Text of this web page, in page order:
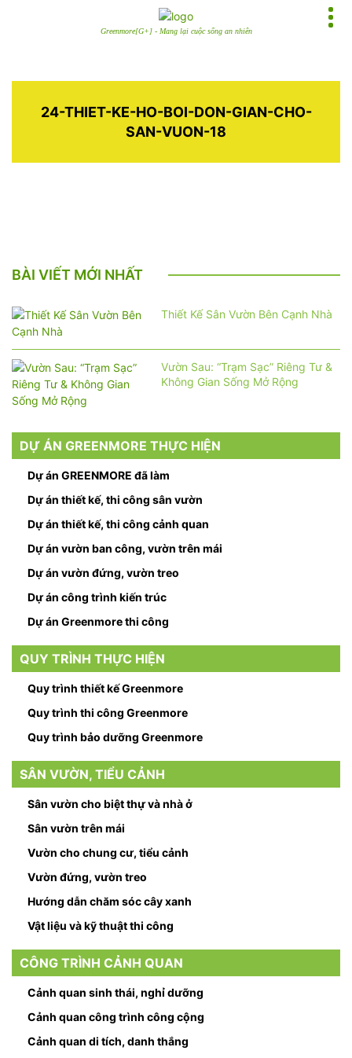
Greenmore[G+] - Mang lại cuộc sống an nhiên
24-THIET-KE-HO-BOI-DON-GIAN-CHO-
SAN-VUON-18
BÀI VIẾT MỚI NHẤT
Thiết Kế Sân Vườn Bên Cạnh Nhà
Vườn Sau: “Trạm Sạc” Riêng Tư &
Không Gian Sống Mở Rộng
DỰ ÁN GREENMORE THỰC HIỆN
Dự án GREENMORE đã làm
Dự án thiết kế, thi công sân vườn
Dự án thiết kế, thi công cảnh quan
Dự án vườn ban công, vườn trên mái
Dự án vườn đứng, vườn treo
Dự án công trình kiến trúc
Dự án Greenmore thi công
QUY TRÌNH THỰC HIỆN
Quy trình thiết kế Greenmore
Quy trình thi công Greenmore
Quy trình bảo dưỡng Greenmore
SÂN VƯỜN, TIỂU CẢNH
Sân vườn cho biệt thự và nhà ở
Sân vườn trên mái
Vườn cho chung cư, tiểu cảnh
Vườn đứng, vườn treo
Hướng dẫn chăm sóc cây xanh
Vật liệu và kỹ thuật thi công
CÔNG TRÌNH CẢNH QUAN
Cảnh quan sinh thái, nghỉ dưỡng
Cảnh quan công trình công cộng
Cảnh quan di tích, danh thắng